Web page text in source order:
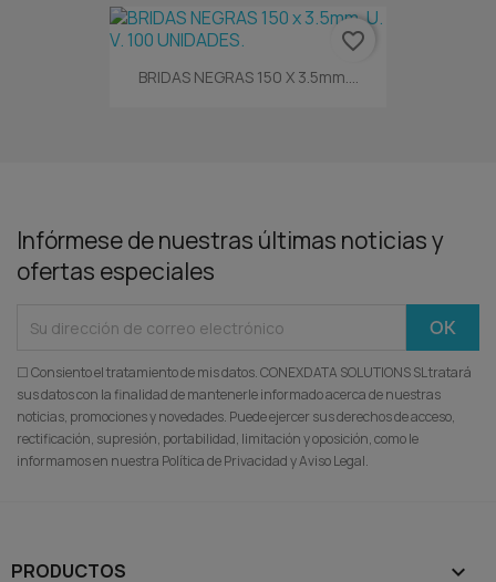
BRIDAS NEGRAS 150 X 3.5mm....
favorite_border
Infórmese de nuestras últimas noticias y
ofertas especiales
☐ Consiento el tratamiento de mis datos. CONEXDATA SOLUTIONS SL tratará
sus datos con la finalidad de mantenerle informado acerca de nuestras
noticias, promociones y novedades. Puede ejercer sus derechos de acceso,
rectificación, supresión, portabilidad, limitación y oposición, como le
informamos en nuestra Política de Privacidad y Aviso Legal.
PRODUCTOS 